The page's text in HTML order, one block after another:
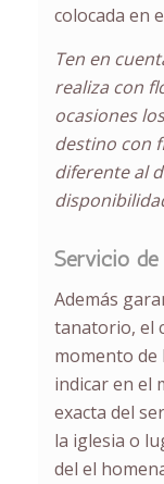
colocada en
Ten en
realiza con
ocasiones
destino con
diferente al
Servicio de
Además
tanatorio, el
momento de
indicar en el
exacta del
la iglesia o
del el